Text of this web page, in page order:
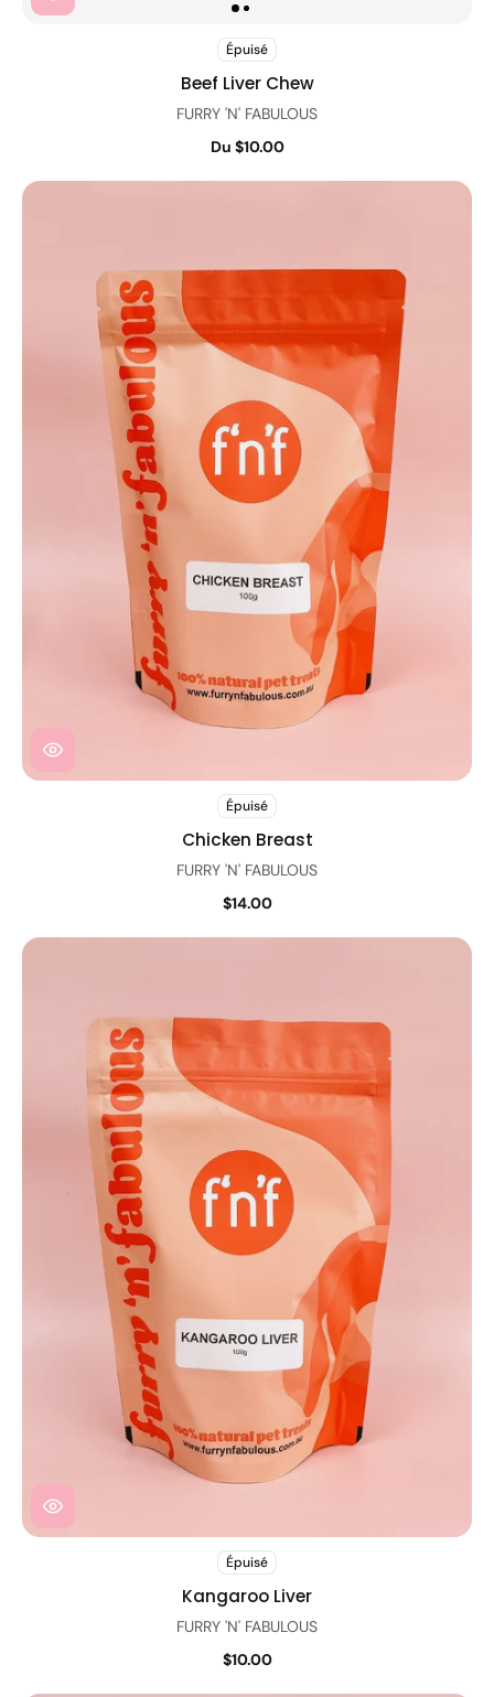
Épuisé
Beef Liver Chew
FURRY 'N' FABULOUS
Du $10.00
Épuisé
Chicken Breast
FURRY 'N' FABULOUS
$14.00
Épuisé
Kangaroo Liver
FURRY 'N' FABULOUS
$10.00